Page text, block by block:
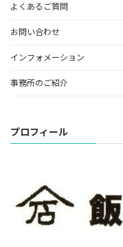
よくあるご質問
お問い合わせ
インフォメーション
事務所のご紹介
プロフィール